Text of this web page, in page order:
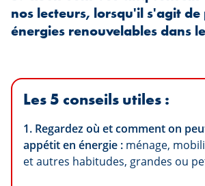
nos lecteurs, lorsqu'il s'agit
énergies renouvelables dans
Les 5 conseils utiles :
1. Regardez où et comment on
appétit en énergie : ménage,
et autres habitudes, grandes ou